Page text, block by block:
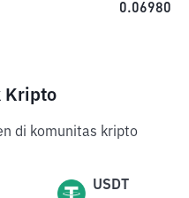
0.06980
Kripto
di komunitas kripto
USDT